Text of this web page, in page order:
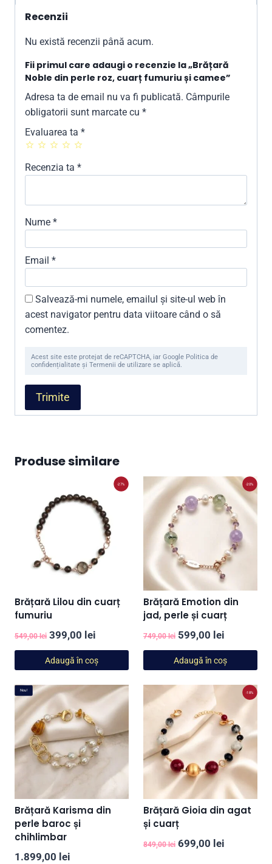
Recenzii
Nu există recenzii până acum.
Fii primul care adaugi o recenzie la „Brățară
Noble din perle roz, cuarț fumuriu și camee”
Adresa ta de email nu va fi publicată. Câmpurile
obligatorii sunt marcate cu *
Evaluarea ta *
Recenzia ta *
Nume *
Email *
Salvează-mi numele, emailul și site-ul web în
acest navigator pentru data viitoare când o să
comentez.
Acest site este protejat de reCAPTCHA, iar Google Politica de
confidențialitate și Termenii de utilizare se aplică.
Produse similare
-27%
Brățară Lilou din cuarț
fumuriu
549,00lei Prețul
inițial
a
fost:
549,00 lei.
399,00 lei
curent
este:
399,00 lei.
Adaugă în coș
-20%
Brățară Emotion din
jad, perle și cuarț
749,00lei Prețul
inițial
a
fost:
749,00 lei.
599,00 lei
curent
este:
599,00
Adaugă în coș
Nou!
Brățară Karisma din
perle baroc și
chihlimbar
1.899,00 lei
-18%
Brățară Gioia din agat
și cuarț
849,00lei Prețul
699,00 lei